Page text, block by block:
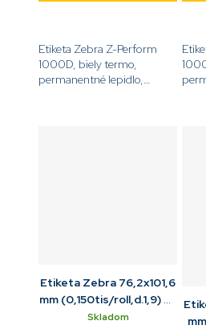
Etiketa Zebra Z-Perform
1000D, biely termo,
permanentné lepidlo,
Etiketa Zebra 76,2x101,6
mm (0,150tis/roll,d.1,9) Z-
Perform 1000D biela
Skladom